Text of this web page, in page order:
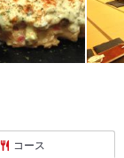
コース